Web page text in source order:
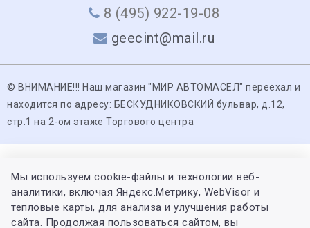
8 (495) 922-19-08
geecint@mail.ru
© ВНИМАНИЕ!!! Наш магазин "МИР АВТОМАСЕЛ" переехал и
находится по адресу: БЕСКУДНИКОВСКИЙ бульвар, д.12,
стр.1 на 2-ом этаже Торгового центра
Мы используем cookie-файлы и технологии веб-
аналитики, включая Яндекс.Метрику, WebVisor и
тепловые карты, для анализа и улучшения работы
сайта. Продолжая пользоваться сайтом, вы